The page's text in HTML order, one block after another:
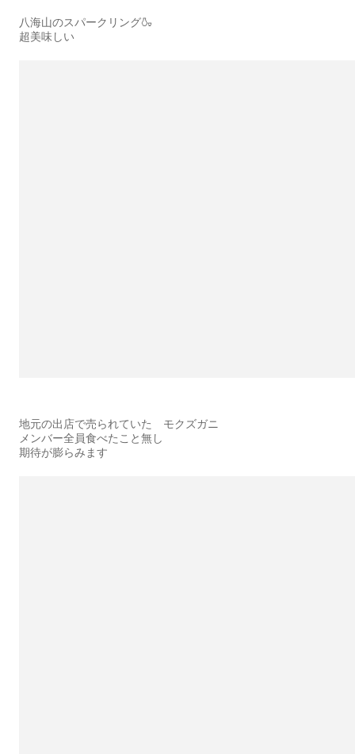
八海山のスパークリング🍶
超美味しい
地元の出店で売られていた モクズガニ
メンバー全員食べたこと無し
期待が膨らみます